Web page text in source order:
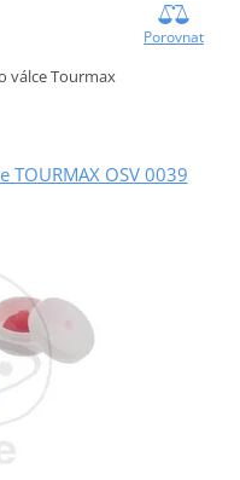
Porovnat
válce Tourmax
TOURMAX OSV 0039